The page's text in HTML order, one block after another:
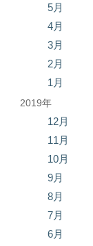
5月
4月
3月
2月
1月
2019年
12月
11月
10月
9月
8月
7月
6月